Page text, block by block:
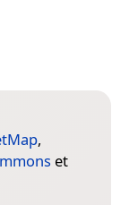
,
et